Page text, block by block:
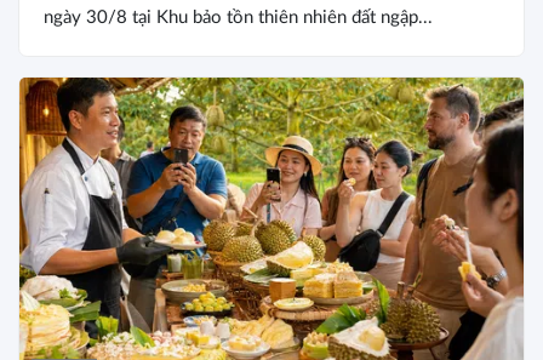
ngày 30/8 tại Khu bảo tồn thiên nhiên đất ngập...